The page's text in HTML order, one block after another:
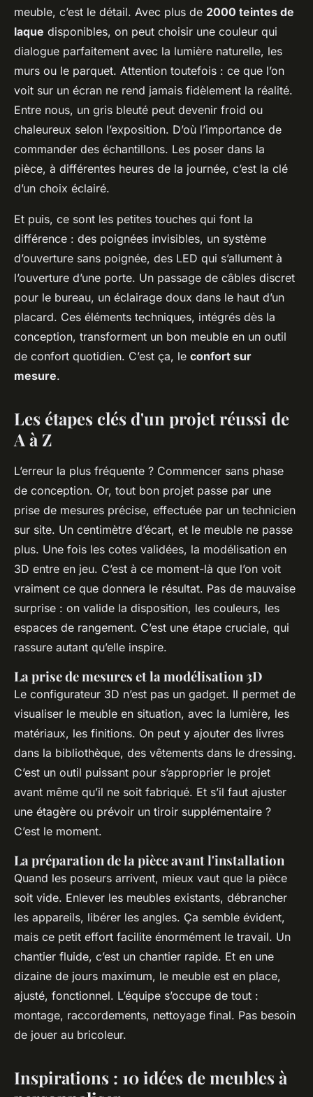
meuble, c’est le détail. Avec plus de 2000 teintes de
laque disponibles, on peut choisir une couleur qui
dialogue parfaitement avec la lumière naturelle, les
murs ou le parquet. Attention toutefois : ce que l’on
voit sur un écran ne rend jamais fidèlement la réalité.
Entre nous, un gris bleuté peut devenir froid ou
chaleureux selon l’exposition. D’où l’importance de
commander des échantillons. Les poser dans la
pièce, à différentes heures de la journée, c’est la clé
d’un choix éclairé.
Et puis, ce sont les petites touches qui font la
différence : des poignées invisibles, un système
d’ouverture sans poignée, des LED qui s’allument à
l’ouverture d’une porte. Un passage de câbles discret
pour le bureau, un éclairage doux dans le haut d’un
placard. Ces éléments techniques, intégrés dès la
conception, transforment un bon meuble en un outil
de confort quotidien. C’est ça, le confort sur
mesure.
Les étapes clés d'un projet réussi de
A à Z
L’erreur la plus fréquente ? Commencer sans phase
de conception. Or, tout bon projet passe par une
prise de mesures précise, effectuée par un technicien
sur site. Un centimètre d’écart, et le meuble ne passe
plus. Une fois les cotes validées, la modélisation en
3D entre en jeu. C’est à ce moment-là que l’on voit
vraiment ce que donnera le résultat. Pas de mauvaise
surprise : on valide la disposition, les couleurs, les
espaces de rangement. C’est une étape cruciale, qui
rassure autant qu’elle inspire.
La prise de mesures et la modélisation 3D
Le configurateur 3D n’est pas un gadget. Il permet de
visualiser le meuble en situation, avec la lumière, les
matériaux, les finitions. On peut y ajouter des livres
dans la bibliothèque, des vêtements dans le dressing.
C’est un outil puissant pour s’approprier le projet
avant même qu’il ne soit fabriqué. Et s’il faut ajuster
une étagère ou prévoir un tiroir supplémentaire ?
C’est le moment.
La préparation de la pièce avant l'installation
Quand les poseurs arrivent, mieux vaut que la pièce
soit vide. Enlever les meubles existants, débrancher
les appareils, libérer les angles. Ça semble évident,
mais ce petit effort facilite énormément le travail. Un
chantier fluide, c’est un chantier rapide. Et en une
dizaine de jours maximum, le meuble est en place,
ajusté, fonctionnel. L’équipe s’occupe de tout :
montage, raccordements, nettoyage final. Pas besoin
de jouer au bricoleur.
Inspirations : 10 idées de meubles à